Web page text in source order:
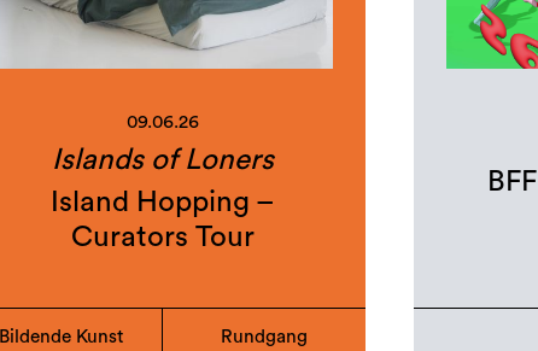
09.06.26
Islands of Loners
Island Hopping –
Curators Tour
Bildende Kunst Rundgang